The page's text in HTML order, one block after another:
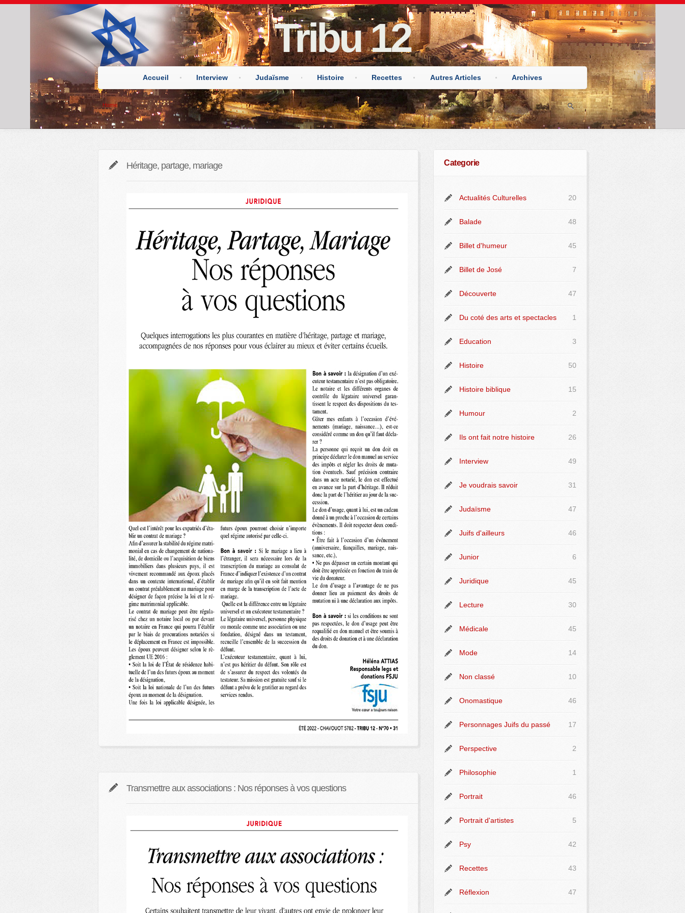
Tribu 12
Accueil Interview Judaïsme Histoire Recettes Autres Articles Archives
Home
Héritage, partage, mariage
Transmettre aux associations : Nos réponses à vos questions
Categorie
Actualités Culturelles 20
Balade 48
Billet d'humeur 45
Billet de José 7
Découverte 47
Du coté des arts et spectacles 1
Education 3
Histoire 50
Histoire biblique 15
Humour 2
Ils ont fait notre histoire 26
Interview 49
Je voudrais savoir 31
Judaïsme 47
Juifs d'ailleurs 46
Junior 6
Juridique 45
Lecture 30
Médicale 45
Mode 14
Non classé 10
Onomastique 46
Personnages Juifs du passé 17
Perspective 2
Philosophie 1
Portrait 46
Portrait d'artistes 5
Psy 42
Recettes 43
Réflexion 47